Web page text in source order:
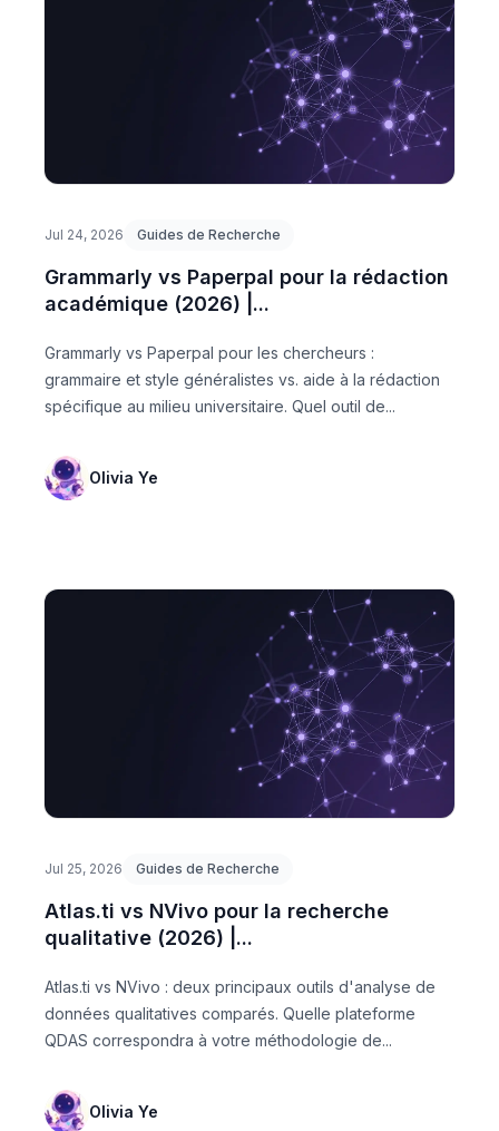
Jul 24, 2026 Guides de Recherche
Grammarly vs Paperpal pour la rédaction
académique (2026) |...
Grammarly vs Paperpal pour les chercheurs :
grammaire et style généralistes vs. aide à la rédaction
spécifique au milieu universitaire. Quel outil de...
Olivia Ye
Jul 25, 2026 Guides de Recherche
Atlas.ti vs NVivo pour la recherche
qualitative (2026) |...
Atlas.ti vs NVivo : deux principaux outils d'analyse de
données qualitatives comparés. Quelle plateforme
QDAS correspondra à votre méthodologie de...
Olivia Ye